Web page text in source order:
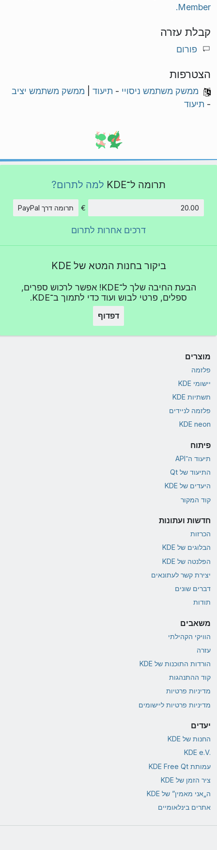
Member.
קבלת עזרה
פורום
הצטרפות
ממשק משתמש ניסויי - תיעוד
ממשק משתמש יציב
- תיעוד
תרומה ל־KDE למה לתרום?
€ תרומה דרך PayPal
דרכים אחרות לתרום
ביקור בחנות המטא של KDE
הבעת החיבה שלך ל־KDE! אפשר לרכוש ספרים,
ספלים, פרטי לבוש ועוד כדי לתמוך ב־KDE.
דפדוף
מוצרים
פלזמה
יישומי KDE
תשתיות KDE
פלזמה לניידים
KDE neon
פיתוח
תיעוד ה־API
התיעוד של Qt
היעדים של KDE
קוד המקור
חדשות ועתונות
הכרזות
הבלוגים של KDE
הפלנטה של KDE
יצירת קשר לעתונאים
דברים שונים
תודות
משאבים
הוויקי הקהילתי
עזרה
הורדות התוכנות של KDE
קוד ההתנהגות
מדיניות פרטיות
מדיניות פרטיות ליישומים
יעדים
החנות של KDE
KDE e.V.‎
עמותת KDE Free Qt
ציר הזמן של KDE
ה„אני מאמין” של KDE
אתרים בינלאומיים